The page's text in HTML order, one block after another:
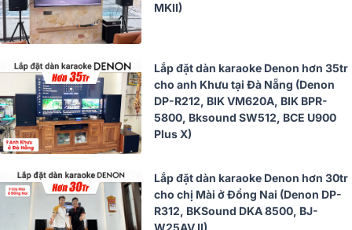
MKII)
Lắp đặt dàn karaoke Denon hơn 35tr
cho anh Khưu tại Đà Nẵng (Denon
DP-R212, BIK VM620A, BIK BPR-
5800, Bksound SW512, BCE U900
Plus X)
Lắp đặt dàn karaoke Denon hơn 30tr
cho chị Mài ở Đồng Nai (Denon DP-
R312, BKSound DKA 8500, BJ-